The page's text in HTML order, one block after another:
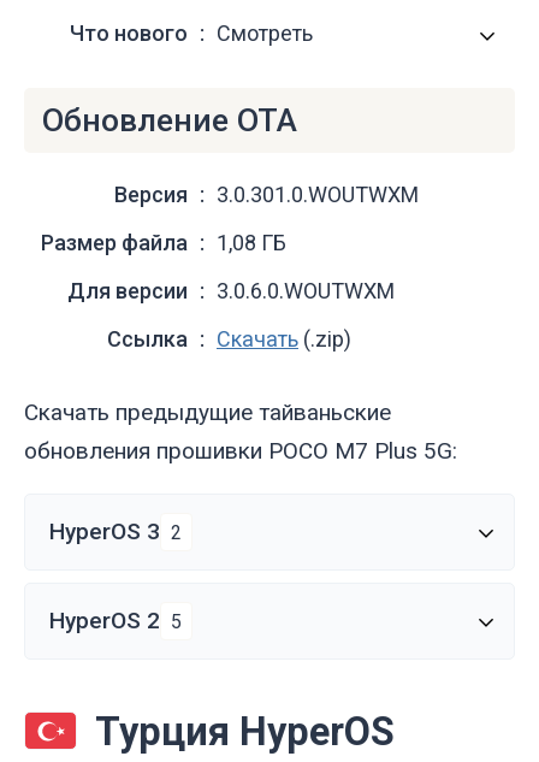
Что нового
Смотреть
Обновление OTA
Версия
3.0.301.0.WOUTWXM
Размер файла
1,08 ГБ
Для версии
3.0.6.0.WOUTWXM
Ссылка
Скачать (.zip)
Скачать предыдущие тайваньские
обновления прошивки POCO M7 Plus 5G:
HyperOS 3 2
HyperOS 2 5
Турция HyperOS